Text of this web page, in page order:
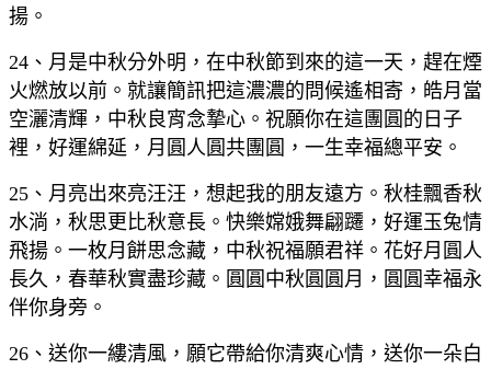
揚。
24、月是中秋分外明，在中秋節到來的這一天，趕在煙
火燃放以前。就讓簡訊把這濃濃的問候遙相寄，皓月當
空灑清輝，中秋良宵念摯心。祝願你在這團圓的日子
裡，好運綿延，月圓人圓共團圓，一生幸福總平安。
25、月亮出來亮汪汪，想起我的朋友遠方。秋桂飄香秋
水淌，秋思更比秋意長。快樂嫦娥舞翩躚，好運玉兔情
飛揚。一枚月餅思念藏，中秋祝福願君祥。花好月圓人
長久，春華秋實盡珍藏。圓圓中秋圓圓月，圓圓幸福永
伴你身旁。
26、送你一縷清風，願它帶給你清爽心情，送你一朵白